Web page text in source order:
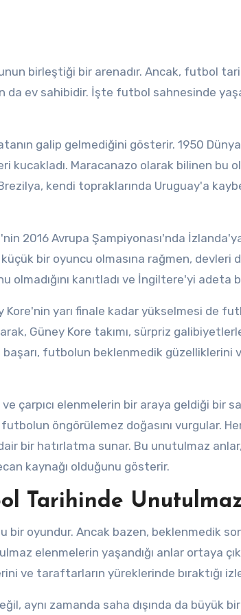
da ev sahibidir. İşte futbol sahnesinde
galip gelmediğini gösterir. 1950 Dünya
kucakladı. Maracanazo olarak bilinen bu
kendi topraklarında Uruguay'a
2016 Avrupa Şampiyonası'nda İzlanda'ya
bir oyuncu olmasına rağmen, devleri
kanıtladı ve İngiltere'yi adeta
Kore'nin yarı finale kadar yükselmesi de
Güney Kore takımı, sürpriz
futbolun beklenmedik güzelliklerini
çarpıcı elenmelerin bir araya geldiği bir
öngörülemez doğasını vurgular.
bir hatırlatma sunar. Bu unutulmaz
kaynağı olduğunu gösterir.
Tarihinde
oyundur. Ancak bazen, beklenmedik
elenmelerin yaşandığı anlar ortaya
ve taraftarların yüreklerinde bıraktığı
aynı zamanda saha dışında da büyük